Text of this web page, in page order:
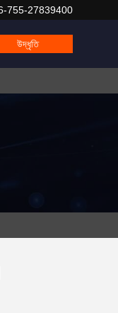
755-27839400
উদ্ধৃতি